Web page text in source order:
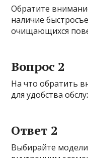
Обратите
наличие
очищающихся
Вопрос 2
На что обратить
для удобства
Ответ 2
Выбирайте